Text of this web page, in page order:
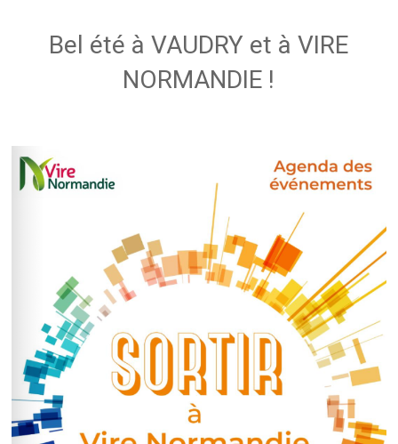
Bel été à VAUDRY et à VIRE
NORMANDIE !